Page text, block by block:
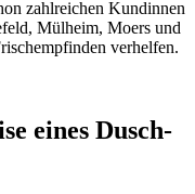
zahlreichen Kundinnen
Mülheim, Moers und
verhelfen.
eines Dusch-